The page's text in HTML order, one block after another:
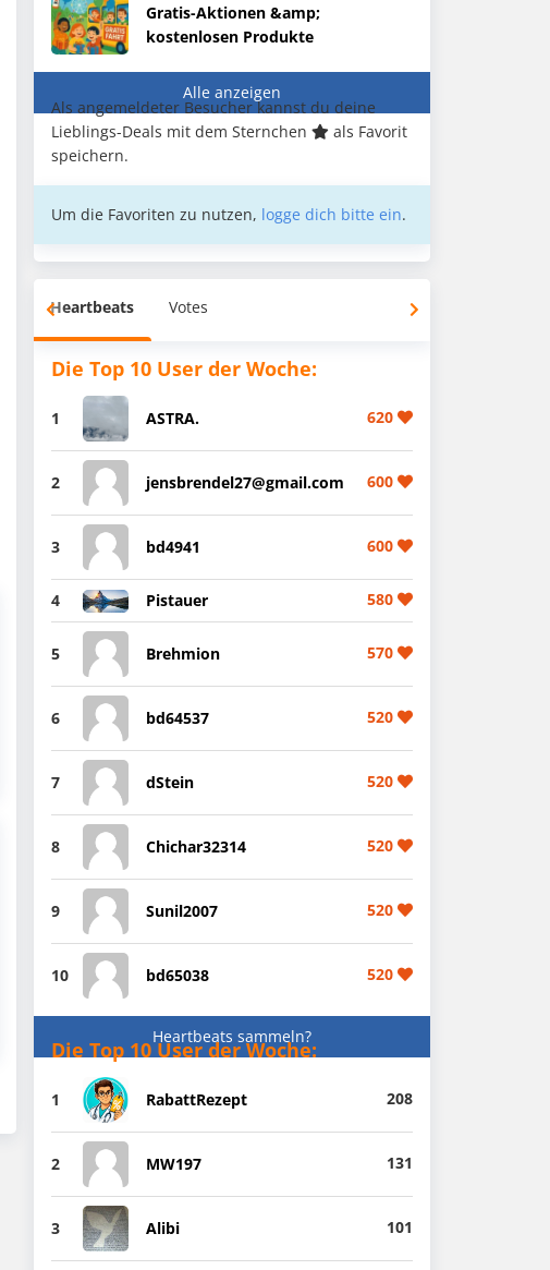
Gratis-Aktionen &amp;
kostenlosen Produkte
Alle anzeigen
Als angemeldeter Besucher kannst du deine
Lieblings-Deals mit dem Sternchen
als Favorit
speichern.
Um die Favoriten zu nutzen, logge dich bitte ein.
Heartbeats Votes
Die Top 10 User der Woche:
1 ASTRA. 620
2 jensbrendel27@gmail.com 600
3 bd4941 600
4 Pistauer 580
5 Brehmion 570
6 bd64537 520
7 dStein 520
8 Chichar32314 520
9 Sunil2007 520
10 bd65038 520
Heartbeats sammeln?
Die Top 10 User der Woche:
1 RabattRezept 208
2 MW197 131
3 Alibi 101